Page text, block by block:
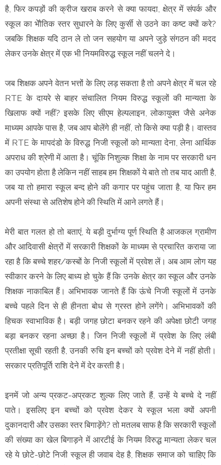
है, फिर कपड़ों की क्रीज खराब करने से क्या फायदा, क्षेत्र में संपर्क और
स्कूल का भेाैतिक स्तर सुधारने के लिए कुर्सी से उठने का कष्ट क्यों करे?
जबकि शिक्षक यदि ठान ले तो जन सहयोग या अपने जुड़े संगठन की मदद
लेकर उनके क्षेत्र में एक भी नियमविरुद्ध स्कूल नहीं चलने दे।
जब शिक्षक अपने वेतन भत्तों के लिए लड़ सकता है तो अपने क्षेत्र में चल रहे
RTE के दायरे से बाहर संचालित नियम विरुद्ध स्कूलों की मान्यता के
खिलाफ क्यों नहीं? इसके लिए सीएम हेल्पलाइन, लोकायुक्त जैसे अनेक
माध्यम आपके पास है, जब आप बोलेंगे ही नहीं, तो किसे क्या पड़ी है। वास्तव
में RTE के मापदंडो के विरुद्ध निजी स्कूलों को मान्यता देना, लेना आर्थिक
अपराध की श्रेणी में आता है। चूंकि निशुल्क शिक्षा के नाम पर सरकारी धन
का उपयोग होता है लेकिन नहीं साहब हम शिक्षकों ये बाते तो तब याद आती है,
जब या तो हमारा स्कूल बन्द होने की कगार पर पहुंच जाता है, या फिर हम
अपनी संस्था से अतिशेष होने की स्थिति में आने लगते हैं।
मेरी बात गलत हो तो बताएं, ये बड़ी दुर्भाग्य पूर्ण स्थिति है आजकल ग्रामीण
और आदिवासी क्षेत्रों में सरकारी शिक्षकों के माध्यम से प्रचारित कराया जा
रहा है कि बच्चे शहर/कस्बों के निजी स्कूलों में प्रवेश लें। अब आम लोग यह
स्वीकार करने के लिए बाध्य हो चुके हैं कि उनके क्षेत्र का स्कूल और उनके
शिक्षक नाकाबिल हैं। अभिभावक जानते हैं कि ऊंचे निजी स्कूलों में उनके
बच्चे पहले दिन से ही हीनता बोध से ग्रस्त होने लगेंगे। अभिभावकों की
हिचक स्वाभाविक है। बड़ी जगह छोटा बनकर रहने की अपेक्षा छोटी जगह
बड़ा बनकर रहना अच्छा है। जिन निजी स्कूलों में प्रवेश के लिए लंबी
प्रतीक्षा सूची रहती है, उनकी रुचि इन बच्चों को प्रवेश देने में नहीं होती।
सरकार प्रतिपूर्ति राशि देने में देर करती है।
इनमें जो अन्य प्रकट-अप्रकट शुल्क लिए जाते हैं, उन्हें ये बच्चे दे नहीं
पाते। इसलिए इन बच्चों को प्रवेश देकर ये स्कूल भला क्यों अपनी
दुकानदारी और उसका स्तर बिगाड़ेंगे? तो मतलब साफ है कि सरकारी स्कूलों
की संख्या का खेल बिगाड़ने में आरटीई के नियम विरुद्ध मान्यता लेकर चल
रहे ये छोटे-छोटे निजी स्कूल ही जवाब देह है, शिक्षक समाज को चाहिए कि